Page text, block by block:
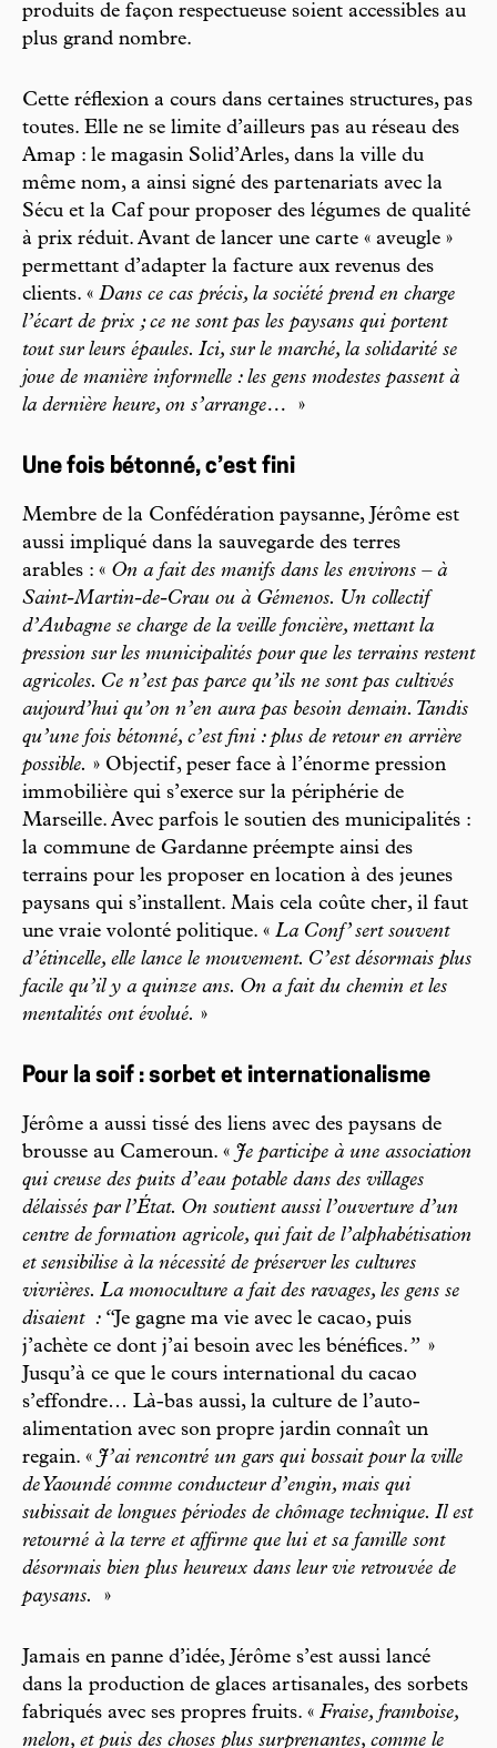
produits de façon respectueuse soient accessibles au
plus grand nombre.
Cette réflexion a cours dans certaines structures, pas
toutes. Elle ne se limite d’ailleurs pas au réseau des
Amap : le magasin Solid’Arles, dans la ville du
même nom, a ainsi signé des partenariats avec la
Sécu et la Caf pour proposer des légumes de qualité
à prix réduit. Avant de lancer une carte « aveugle »
permettant d’adapter la facture aux revenus des
clients. « Dans ce cas précis, la société prend en charge
l’écart de prix ; ce ne sont pas les paysans qui portent
tout sur leurs épaules. Ici, sur le marché, la solidarité se
joue de manière informelle : les gens modestes passent à
la dernière heure, on s’arrange…
»
Une fois bétonné, c’est fini
Membre de la Confédération paysanne, Jérôme est
aussi impliqué dans la sauvegarde des terres
arables : « On a fait des manifs dans les environs – à
Saint-Martin-de-Crau ou à Gémenos. Un collectif
d’Aubagne se charge de la veille foncière, mettant la
pression sur les municipalités pour que les terrains restent
agricoles. Ce n’est pas parce qu’ils ne sont pas cultivés
aujourd’hui qu’on n’en aura pas besoin demain. Tandis
qu’une fois bétonné, c’est fini : plus de retour en arrière
possible. » Objectif, peser face à l’énorme pression
immobilière qui s’exerce sur la périphérie de
Marseille. Avec parfois le soutien des municipalités :
la commune de Gardanne préempte ainsi des
terrains pour les proposer en location à des jeunes
paysans qui s’installent. Mais cela coûte cher, il faut
une vraie volonté politique. « La Conf’ sert souvent
d’étincelle, elle lance le mouvement. C’est désormais plus
facile qu’il y a quinze ans. On a fait du chemin et les
mentalités ont évolué. »
Pour la soif : sorbet et internationalisme
Jérôme a aussi tissé des liens avec des paysans de
brousse au Cameroun. « Je participe à une association
qui creuse des puits d’eau potable dans des villages
délaissés par l’État. On soutient aussi l’ouverture d’un
centre de formation agricole, qui fait de l’alphabétisation
et sensibilise à la nécessité de préserver les cultures
vivrières. La monoculture a fait des ravages, les gens se
disaient
: “ Je gagne ma vie avec le cacao, puis
j’achète ce dont j’ai besoin avec les bénéfices.” »
Jusqu’à ce que le cours international du cacao
s’effondre… Là-bas aussi, la culture de l’auto-
alimentation avec son propre jardin connaît un
regain. « J’ai rencontré un gars qui bossait pour la ville
de Yaoundé comme conducteur d’engin, mais qui
subissait de longues périodes de chômage technique. Il est
retourné à la terre et affirme que lui et sa famille sont
désormais bien plus heureux dans leur vie retrouvée de
paysans.
»
Jamais en panne d’idée, Jérôme s’est aussi lancé
dans la production de glaces artisanales, des sorbets
fabriqués avec ses propres fruits. « Fraise, framboise,
melon, et puis des choses plus surprenantes, comme le